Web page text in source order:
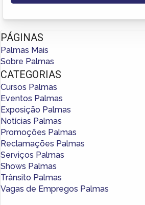
PÁGINAS
Palmas Mais
Sobre Palmas
CATEGORIAS
Cursos Palmas
Eventos Palmas
Exposição Palmas
Notícias Palmas
Promoções Palmas
Reclamações Palmas
Serviços Palmas
Shows Palmas
Trânsito Palmas
Vagas de Empregos Palmas